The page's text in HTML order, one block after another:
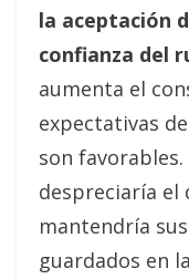
la aceptación
confianza del
aumenta el
expectativas
son
despreciaría
mantendría
guardados en